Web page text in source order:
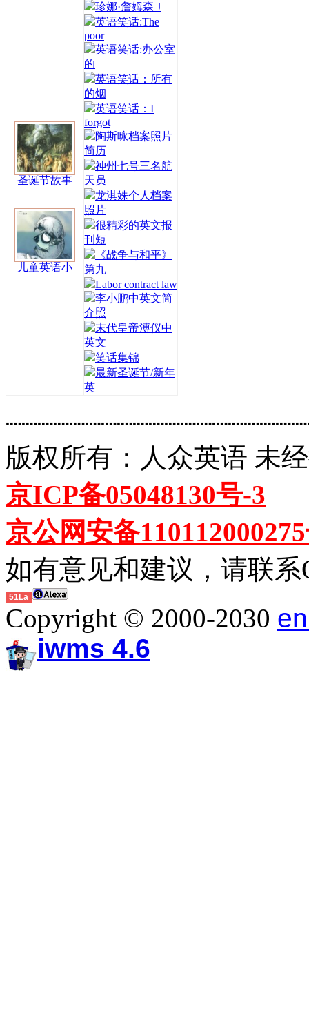
圣诞节故事
儿童英语小
珍娜·詹姆森 J
英语笑话:The
poor
英语笑话:办公室
的
英语笑话：所有
的烟
英语笑话：I
forgot
陶斯咏档案照片
简历
神州七号三名航
天员
龙淇姝个人档案
照片
很精彩的英文报
刊短
《战争与和平》
第九
Labor contract law
李小鹏中英文简
介照
末代皇帝溥仪中
英文
笑话集锦
最新圣诞节/新年
英
版权所有：人众英语 未
京ICP备05048130号-3
京公网安备
如有意见和建议，请联系
51La
Copyright © 2000-2030
iwms 4.6